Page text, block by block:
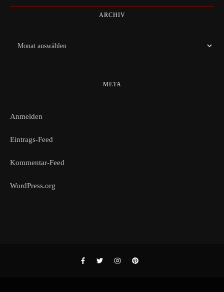
ARCHIV
Archiv
META
Anmelden
Eintrags-Feed
Kommentar-Feed
WordPress.org